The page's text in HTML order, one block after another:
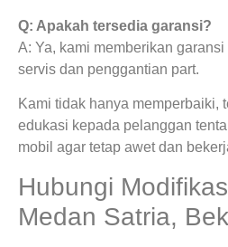
Q: Apakah tersedia garansi?
A: Ya, kami memberikan
servis dan penggantian part.
Kami tidak hanya memperbaiki,
edukasi kepada pelanggan
mobil agar tetap awet dan
Hubungi
Medan Satria,